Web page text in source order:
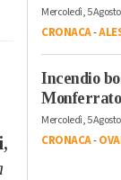
Mercoledì, 5
CRONACA-
Incendio
Monferrato
Mercoledì, 5
CRONACA-